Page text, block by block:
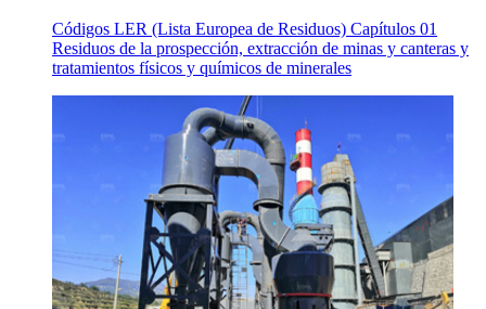
Códigos LER (Lista Europea de Residuos) Capítulos 01
Residuos de la prospección, extracción de minas y canteras y
tratamientos físicos y químicos de minerales